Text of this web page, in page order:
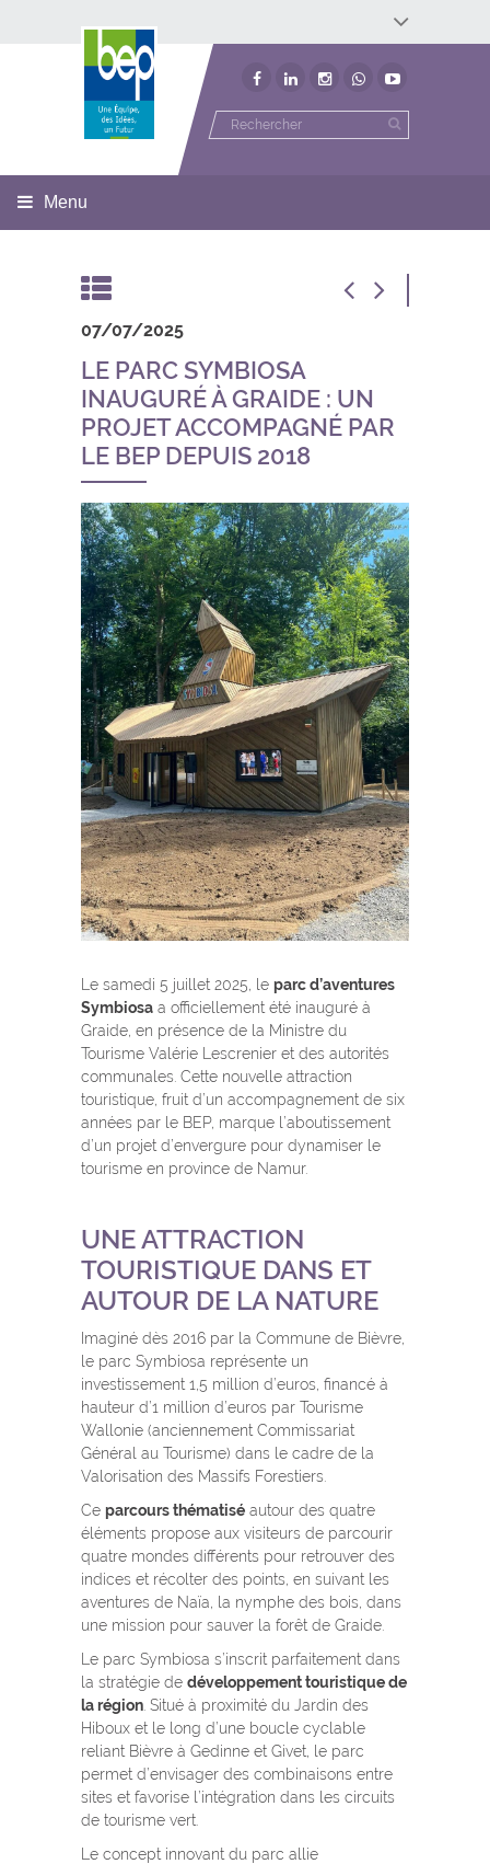
Développement économique
Développement territorial
Menu
07/07/2025
LE PARC SYMBIOSA
INAUGURÉ À GRAIDE : UN
PROJET ACCOMPAGNÉ PAR
LE BEP DEPUIS 2018
Le samedi 5 juillet 2025, le parc d’aventures
Symbiosa a officiellement été inauguré à
Graide, en présence de la Ministre du
Tourisme Valérie Lescrenier et des autorités
communales. Cette nouvelle attraction
touristique, fruit d’un accompagnement de six
années par le BEP, marque l’aboutissement
d’un projet d’envergure pour dynamiser le
tourisme en province de Namur.
UNE ATTRACTION
TOURISTIQUE DANS ET
AUTOUR DE LA NATURE
Imaginé dès 2016 par la Commune de Bièvre,
le parc Symbiosa représente un
investissement 1,5 million d’euros, financé à
hauteur d’1 million d’euros par Tourisme
Wallonie (anciennement Commissariat
Général au Tourisme) dans le cadre de la
Valorisation des Massifs Forestiers
Ce parcours thématisé autour des quatre
éléments propose aux visiteurs de parcourir
quatre mondes différents pour retrouver des
indices et récolter des points, en suivant les
aventures de Naïa, la nymphe des bois, dans
une mission pour sauver la forêt de Graide.
Le parc Symbiosa s’inscrit parfaitement dans
la stratégie de développement touristique de
la région . Situé à proximité du Jardin des
Hiboux et le long d’une boucle cyclable
reliant Bièvre à Gedinne et Givet, le parc
permet d’envisager des combinaisons entre
sites et favorise l’intégration dans les circuits
de tourisme vert.
Le concept innovant du parc allie